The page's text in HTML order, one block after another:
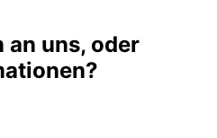
an uns, oder